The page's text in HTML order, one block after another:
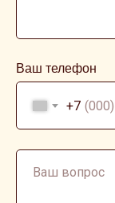
Ваш телефон
+7